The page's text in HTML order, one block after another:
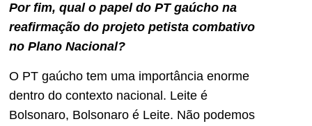
Por fim, qual o papel do PT gaúcho na
reafirmação do projeto petista combativo
no Plano Nacional?
O PT gaúcho tem uma importância enorme
dentro do contexto nacional. Leite é
Bolsonaro, Bolsonaro é Leite. Não podemos